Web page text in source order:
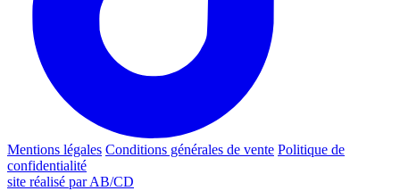
Mentions légales Conditions générales de vente Politique de
confidentialité
site réalisé par AB/CD